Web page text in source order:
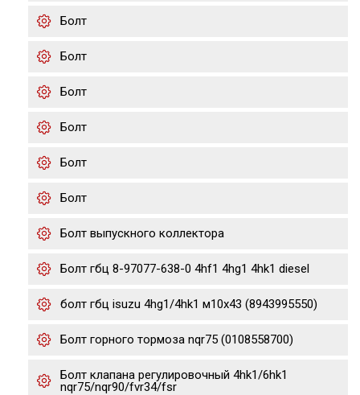
Болт
Болт
Болт
Болт
Болт
Болт
Болт выпускного коллектора
Болт гбц 8-97077-638-0 4hf1 4hg1 4hk1 diesel
болт гбц isuzu 4hg1/4hk1 м10х43 (8943995550)
Болт горного тормоза nqr75 (0108558700)
Болт клапана регулировочный 4hk1/6hk1
nqr75/nqr90/fvr34/fsr